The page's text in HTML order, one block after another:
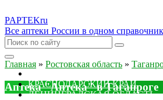
PAPTEKru
Все аптеки России в одном
КРАСНОДАРСКИЙ КРАЙ
ЛЕНИНГРАДСКАЯ ОБЛАСТЬ
Главная » Ростовская область »
Аптека "Аптека" в Таганроге